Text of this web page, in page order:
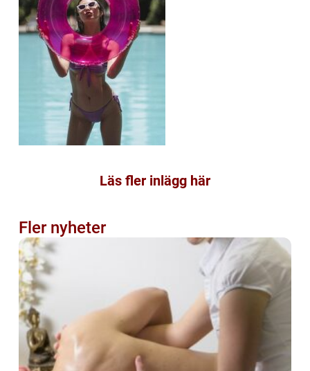
Läs fler inlägg här
Fler nyheter